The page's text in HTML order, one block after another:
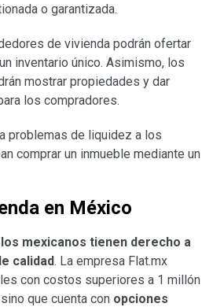
o garantizada.
de vivienda podrán ofertar
inventario único. Asimismo, los
mostrar propiedades y dar
los compradores.
problemas de liquidez a los
comprar un inmueble mediante un
en México
los mexicanos tienen derecho a
calidad. La empresa Flat.mx
con costos superiores a 1 millón
que cuenta con opciones